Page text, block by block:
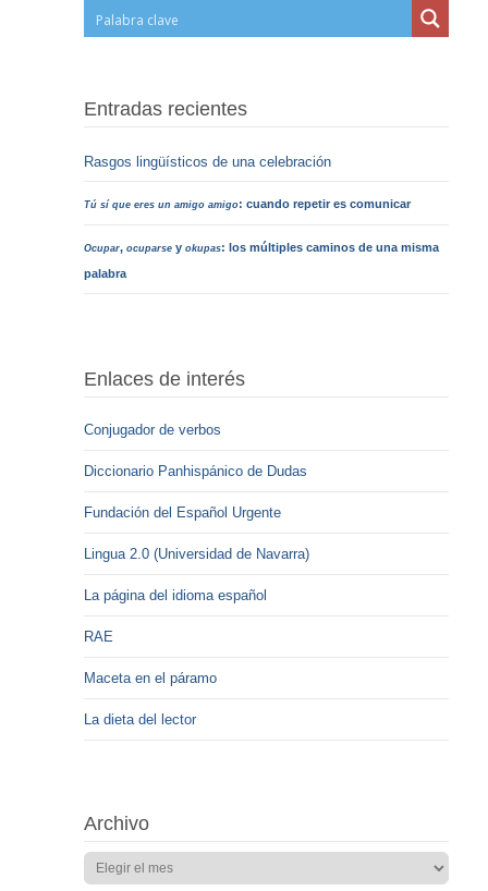
Entradas recientes
Rasgos lingüísticos de una celebración
Tú sí que eres un amigo amigo: cuando repetir es comunicar
Ocupar,ocuparse yokupas: los múltiples caminos de una misma
palabra
Enlaces de interés
Conjugador de verbos
Diccionario Panhispánico de Dudas
Fundación del Español Urgente
Lingua 2.0 (Universidad de Navarra)
La página del idioma español
RAE
Maceta en el páramo
La dieta del lector
Archivo